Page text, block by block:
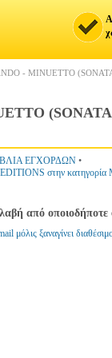
- MINUETTO
(SONATA
ΕΓΧΟΡΔΩΝ•
στην
από
μόλις ξαναγίνει